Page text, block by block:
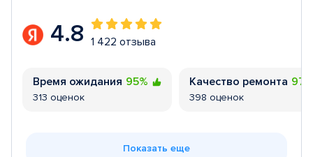
4.8 1 422 отзыва
Время ожидания 95%
313 оценок
Качество ремонта
398 оценок
Показать еще